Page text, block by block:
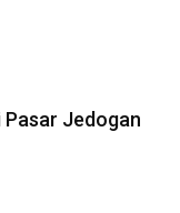
Jedogan